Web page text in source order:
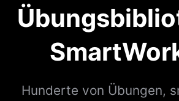
Hunderte von Übungen,